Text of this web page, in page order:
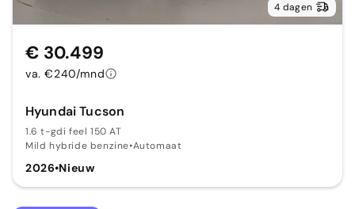
4 dagen
Hyundai Tucson
1.6 t-gdi feel 150 AT
Mild hybride benzine•Automaat
2026•Nieuw
€ 30.499
va. €240/mnd